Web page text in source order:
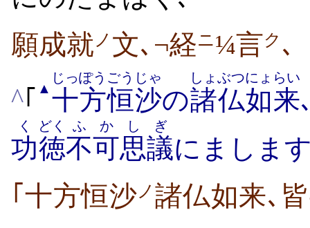
願成就 ノ 文､¬経ニ¼言ク ､
^｢ ▲ 十方
じっぽう
恒沙
ごうじゃ
の諸仏
しょぶつ
如来
にょらい
功
く
徳
どく
不可
ふか
思議
しぎ
にましま
｢十方恒沙 ノ 諸仏如来､